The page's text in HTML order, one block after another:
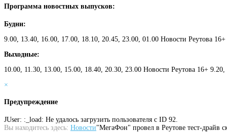
Программа новостных выпусков:
Будни:
9.00, 13.40, 16.00, 17.00, 18.10, 20.45, 23.00, 01.00 Новости Реутова
Выходные:
10.00, 11.30, 13.00, 15.00, 18.40, 20.30, 23.00 Новости Реутова 16+
×
Предупреждение
JUser: :_load: Не удалось загрузить пользователя с ID 92.
Вы находитесь здесь: Новости"МегаФон" провел в Реутове тест-драйв